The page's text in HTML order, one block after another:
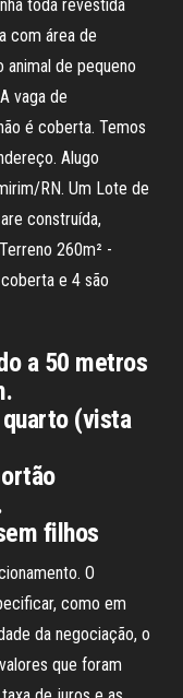
toda revestida
com área de
animal de pequeno
vaga de
é coberta. Temos
Alugo
RN. Um Lote de
construída,
260m² -
e 4 são
a 50 metros
(vista
filhos
O
como em
da negociação, o
que foram